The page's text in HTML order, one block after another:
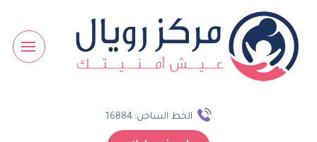
الخط الساخن: 16884